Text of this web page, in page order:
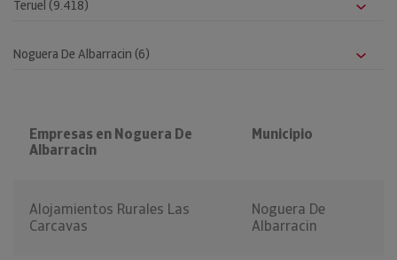
Empresas en Noguera De
Albarracin
Municipio
Alojamientos Rurales Las
Carcavas
Noguera De
Albarracin